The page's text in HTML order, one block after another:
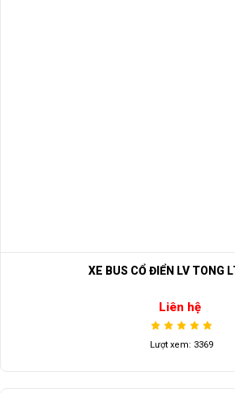
XE BUS CỔ ĐIỂN LV TONG
Liên hệ
Lượt xem: 3369